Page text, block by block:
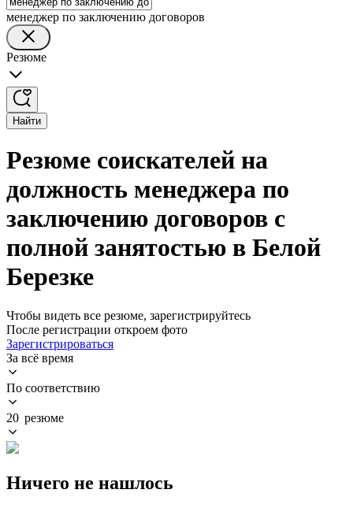
менеджер по заключению договоров
Резюме
Найти
Резюме соискателей на
должность менеджера по
заключению договоров с
полной занятостью в Белой
Березке
Чтобы видеть все резюме, зарегистрируйтесь
После регистрации откроем фото
Зарегистрироваться
За всё время
По соответствию
20 резюме
Ничего не нашлось